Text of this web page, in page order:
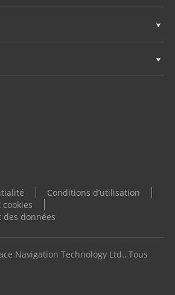
Conditions d’utilisation
données
Navigation Technology Ltd., Tous